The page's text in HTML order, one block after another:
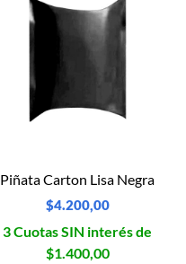
Piñata Carton Lisa Negra
$4.200,00
3 Cuotas SIN interés de
$1.400,00